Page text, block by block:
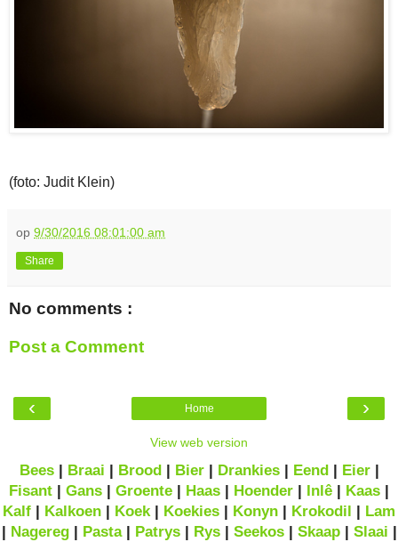
(foto: Judit Klein)
op 9/30/2016 08:01:00 am
Share
No comments :
Post a Comment
‹ ›
Home
View web version
Bees| Braai | Brood| Bier| Drankies| Eend| Eier|
Fisant | Gans | Groente | Haas | Hoender | Inlê | Kaas |
Kalf | Kalkoen | Koek | Koekies | Konyn | Krokodil | Lam
| Nagereg| Pasta| Patrys| Rys| Seekos| Skaap| Slaai |